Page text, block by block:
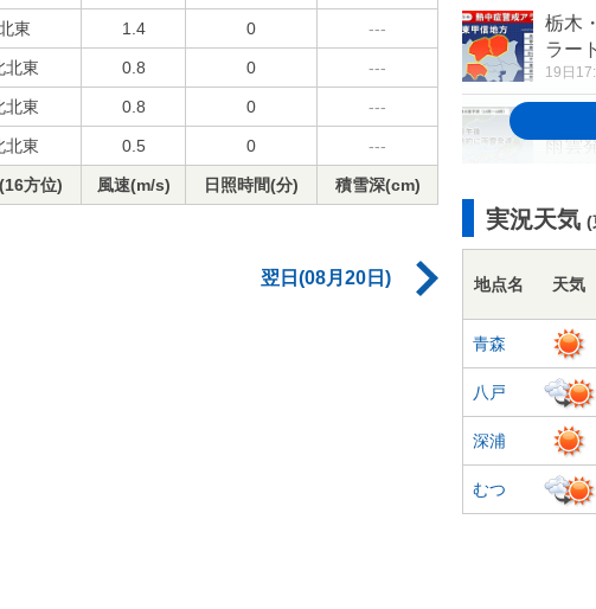
東 1.4 0 ---
北東 0.8 0 ---
北東 0.8 0 ---
北東 0.5 0 ---
方位) 風速(m/s) 日照時間(分) 積雪深(cm)
翌日(08月20日)
栃木
ラー
19日
20
雨雲
東北
熱
増加
19日
週
残暑
19日
19
実況天気 (
地点名 天気
青森
八戸
深浦
むつ